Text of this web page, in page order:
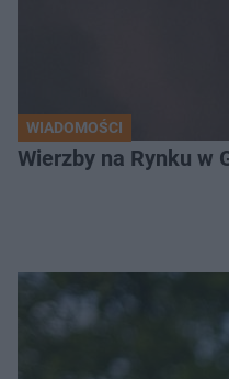
WIADOMOŚCI
Wierzby na Rynku w